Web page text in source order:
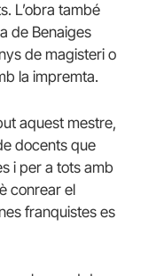
L’obra també
de Benaiges
de magisteri o
la impremta.
aquest mestre,
docents que
i per a tots amb
conrear el
franquistes es